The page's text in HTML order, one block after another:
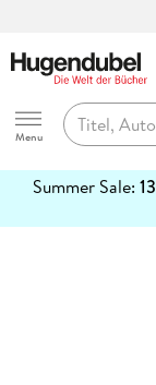
Hugendubel
Menu
Summer Sale:
erfahren